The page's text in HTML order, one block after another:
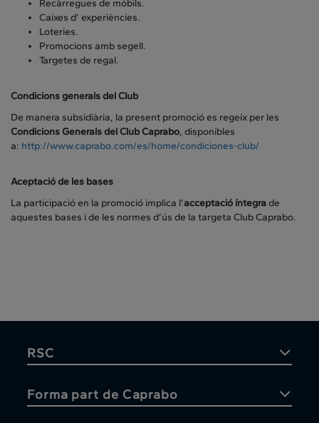
Recàrregues de mòbils.
Caixes d’ experiències.
Loteries.
Promocions amb segell.
Targetes de regal.
Condicions generals del Club
De manera subsidiària, la present promoció es regeix per les
Condicions Generals del Club Caprabo, disponibles
a: http://www.caprabo.com/es/home/condiciones-club/
Aceptació de les bases
La participació en la promoció implica l’acceptació íntegrade
aquestes bases i de les normes d’ús de la targeta Club Caprabo.
RSC
Forma part de Caprabo